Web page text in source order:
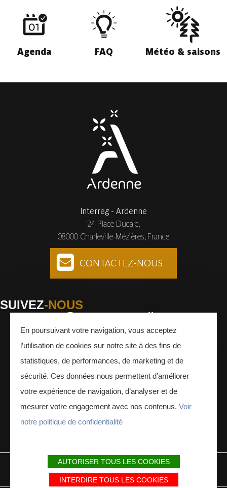
Agenda FAQ Météo & saisons
Interreg - Ardenne
24 Place Ducale,
08000 Charleville-Mézières, France
CONTACTEZ-NOUS
SUIVEZ-NOUS
Facebook Instagram Youtube
MENTIONS LÉGALES PLAN DU SITE PARTENAIRES
En poursuivant votre navigation, vous acceptez
l’utilisation de cookies sur notre site à des fins de
statistiques, de performances, de marketing et de
sécurité. Ces données nous permettent d’améliorer
votre expérience de navigation, d’analyser et de
mesurer votre engagement avec nos contenus. Voir
notre politique de confidentialité
AUTORISER TOUS LES COOKIES
INTERDIRE TOUS LES COOKIES